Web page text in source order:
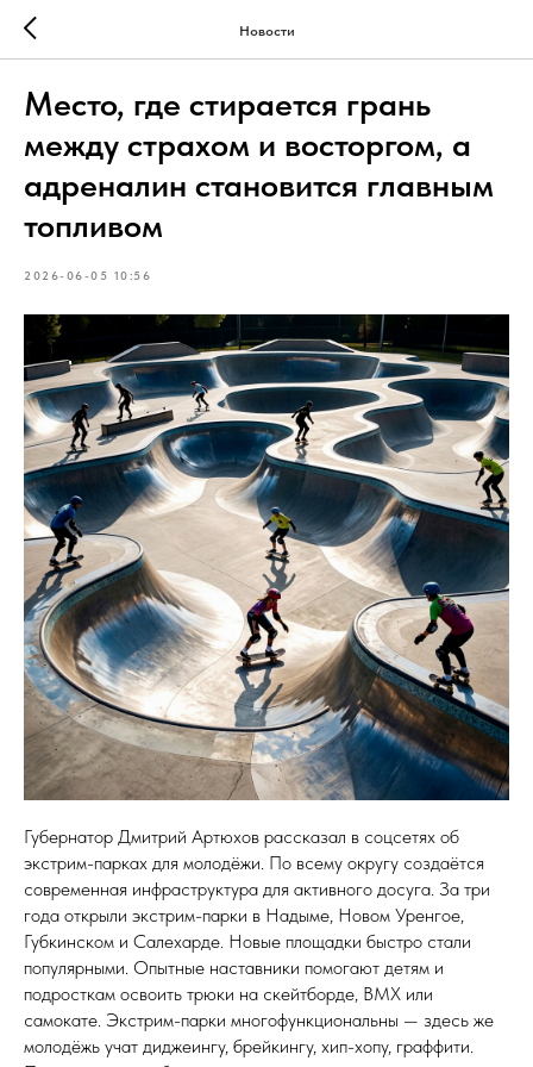
Новости
Место, где стирается грань
между страхом и восторгом, а
адреналин становится главным
топливом
2026-06-05 10:56
Губернатор Дмитрий Артюхов рассказал в соцсетях об
экстрим-парках для молодёжи. По всему округу создаётся
современная инфраструктура для активного досуга. За три
года открыли экстрим-парки в Надыме, Новом Уренгое,
Губкинском и Салехарде. Новые площадки быстро стали
популярными. Опытные наставники помогают детям и
подросткам освоить трюки на скейтборде, ВМХ или
самокате. Экстрим-парки многофункциональны — здесь же
молодёжь учат диджеингу, брейкингу, хип-хопу, граффити.